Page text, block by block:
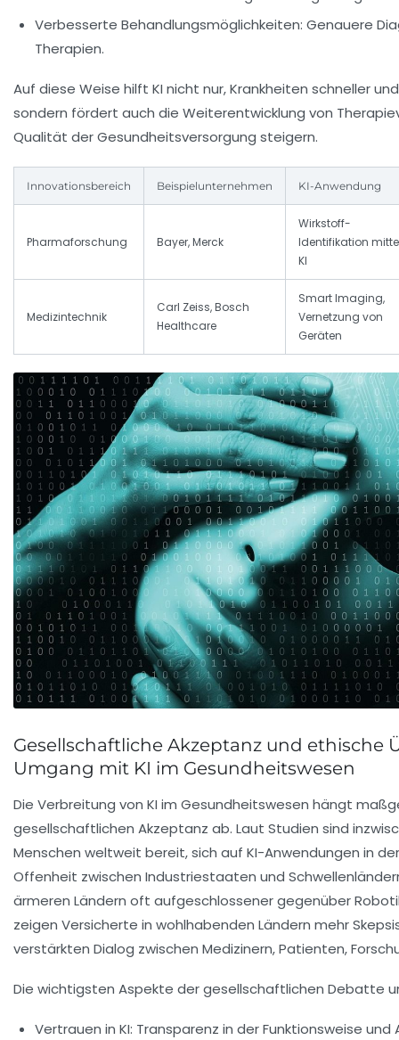
Verbesserte Behandlungsmöglichkeiten: Genauere
Therapien.
Auf diese Weise hilft KI nicht nur, Krankheiten schneller
sondern fördert auch die Weiterentwicklung von
Qualität der Gesundheitsversorgung steigern.
Innovationsbereich Beispielunternehmen KI-Anwendung
Pharmaforschung Bayer, Merck
Wirkstoff-
Identifikation
KI
Medizintechnik
Carl Zeiss, Bosch
Healthcare
Smart Imaging,
Vernetzung von
Geräten
Gesellschaftliche Akzeptanz und ethische
Umgang mit KI im Gesundheitswesen
Die Verbreitung von KI im Gesundheitswesen hängt
gesellschaftlichen Akzeptanz ab. Laut Studien sind
Menschen weltweit bereit, sich auf KI-Anwendungen in
Offenheit zwischen Industriestaaten und
ärmeren Ländern oft aufgeschlossener gegenüber
zeigen Versicherte in wohlhabenden Ländern mehr
verstärkten Dialog zwischen Medizinern, Patienten,
Die wichtigsten Aspekte der gesellschaftlichen Debatte
Vertrauen in KI: Transparenz in der Funktionsweise und